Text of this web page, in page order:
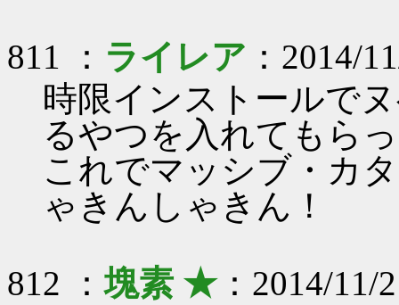
811 ： ライレア ：2014/
時限インストールで
るやつを入れてもら
これでマッシブ・カ
ゃきんしゃきん！
812 ：塊素 ★：2014/11/